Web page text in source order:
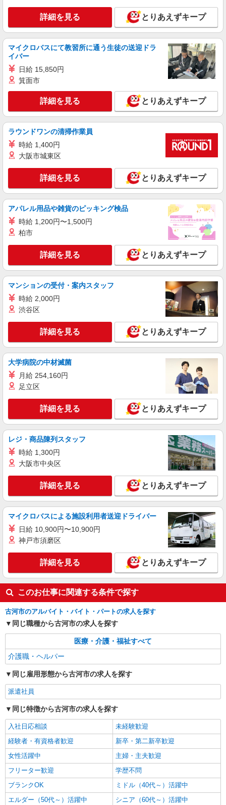
古河市
キープ 詳細を見る
アルバイト パート 派遣社員 紹介予定派遣
日研トータルソーシング株式会社 メディカルケア事業部/宇都宮オフ
ィス
時給1,300円〜1,400円 ★週払いOK（規定あ
り） ※給与幅は経験・能力による
茨城県古河市 【最寄駅】JR宇都宮線「古河
駅」 ★勤務地は3000ヶ所以上★ 自宅から通いや
すいエリアなど、お好きな勤務地をお選び下さ
キープ 詳細を見る
株式会社kotrio /●SI-H-2102001
デイサービスSTAFF｜面接なし！履歴書不
要！未経験＆無資格OK◎
時給1600円〜2250円 ＜日払い有/週払い有/交
通費全支給(ガソリン代含む)＞
キープ 詳細を見る
派遣社員
株式会社kotrio /●SI-H-2067242
古河駅★未経験OKの人間関係に悩まない職場
時給1600円〜2250円 ＜日払い有/週払い有/交
通費全支給(ガソリン代含む)＞
古河市
キープ 詳細を見る
株式会社kotrio /●SI-H-2101360
古河駅◎負担少なめの障がい者支援員★社会活
動の見守りなど
時給1600円〜2250円 ＜日払い有/週払い有/交
キープ 詳細を見る
派遣社員
株式会社トラストグロース 新宿本社 第1営業部
ショートステイでの夜専介護士
一夜勤：26600円〜 ※資格・経験などによる
茨城県古河市
キープ 詳細を見る
株式会社kotrio /●SI-H-1899073
デイサービスSTAFF＊日払いOK！推し活の軍
資金も即ゲット◎
時給1600円〜2250円 ＜日払い有/週払い有/交
古河市
詳細を見る とりあえずキープ
マイクロバスにて教習所に通う生徒の送迎ドラ
イバー
日給 15,850円
箕面市
詳細を見る とりあえずキープ
ラウンドワンの清掃作業員
時給 1,400円
大阪市城東区
詳細を見る とりあえずキープ
アパレル用品や雑貨のピッキング検品
時給 1,200円〜1,500円
柏市
詳細を見る とりあえずキープ
マンションの受付・案内スタッフ
時給 2,000円
渋谷区
詳細を見る とりあえずキープ
大学病院の中材滅菌
月給 254,160円
足立区
詳細を見る とりあえずキープ
レジ・商品陳列スタッフ
時給 1,300円
大阪市中央区
詳細を見る とりあえずキープ
マイクロバスによる施設利用者送迎ドライバー
日給 10,900円〜10,900円
神戸市須磨区
詳細を見る とりあえずキープ
このお仕事に関連する条件で探す
古河市のアルバイト・バイト・パートの求人を探す
同じ職種から古河市の求人を探す
医療・介護・福祉すべて
介護職・ヘルパー
同じ雇用形態から古河市の求人を探す
派遣社員
同じ特徴から古河市の求人を探す
入社日応相談
未経験歓迎
経験者・有資格者歓迎
新卒・第二新卒歓迎
女性活躍中
主婦・主夫歓迎
フリーター歓迎
学歴不問
ブランクOK
ミドル（40代～）活躍中
エルダー（50代～）活躍中
シニア（60代～）活躍中